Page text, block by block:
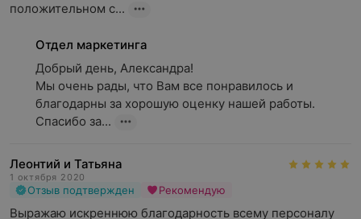
положительном с...
Отдел маркетинга
Добрый день, Александра!
Мы очень рады, что Вам все понравилось и
благодарны за хорошую оценку нашей работы.
Спасибо за...
Леонтий и Татьяна
1 октября 2020
Отзыв подтвержден Рекомендую
Выражаю искреннюю благодарность всему персоналу